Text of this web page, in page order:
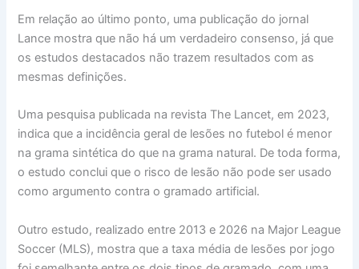
Em relação ao último ponto, uma publicação do jornal
Lance mostra que não há um verdadeiro consenso, já que
os estudos destacados não trazem resultados com as
mesmas definições.
Uma pesquisa publicada na revista The Lancet, em 2023,
indica que a incidência geral de lesões no futebol é menor
na grama sintética do que na grama natural. De toda forma,
o estudo conclui que o risco de lesão não pode ser usado
como argumento contra o gramado artificial.
Outro estudo, realizado entre 2013 e 2026 na Major League
Soccer (MLS), mostra que a taxa média de lesões por jogo